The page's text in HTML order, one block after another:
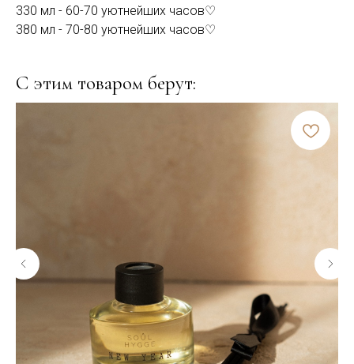
330 мл - 60-70 уютнейших часов♡
380 мл - 70-80 уютнейших часов♡
С этим товаром берут: